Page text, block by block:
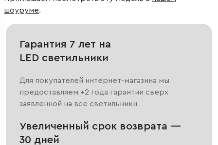
шоуруме.
Гарантия 7 лет на
LED светильники
Для покупателей интернет-магазина мы
предоставляем +2 года гарантии сверх
заявленной на все светильники
Увеличенный срок возврата —
30 дней